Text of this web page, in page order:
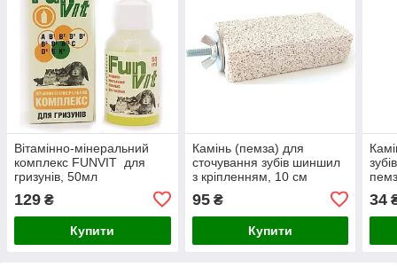
Вітамінно-мінеральний
комплекс FUNVIT для
гризунів, 50мл
129 ₴
Купити
Камінь (пемза) для
сточування зубів шиншил
з кріпленням, 10 см
95₴
Купити
34